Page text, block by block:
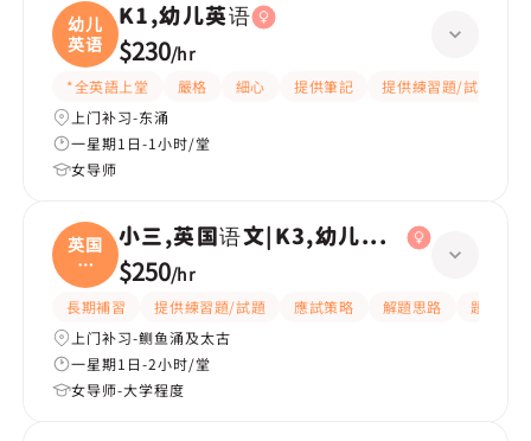
幼儿
英语
K1,幼儿英语
$230/hr
*全英語上堂 嚴格 細心 提供筆記 提供練習題/試題
上门补习-东涌
一星期1日-1小时/堂
女导师
英国
语
文|
小三,英国语文|K3,幼儿英语
$250/hr
長期補習 提供練習題/試題 應試策略 解題思路
題目講解
上门补习-鲗鱼涌及太古
一星期1日-2小时/堂
女导师-大学程度